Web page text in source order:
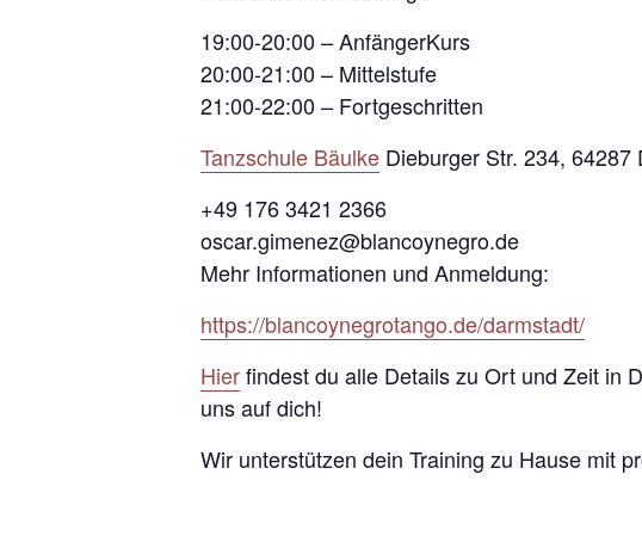
19:00-20:00 – AnfängerKurs
20:00-21:00 – Mittelstufe
21:00-22:00 – Fortgeschritten
Tanzschule Bäulke Dieburger Str. 234, 64287
+49 176 3421 2366
oscar.gimenez@blancoynegro.de
Mehr Informationen und Anmeldung:
https://blancoynegrotango.de/darmstadt/
Hierfindest du alle Details zu Ort und Zeit in
uns auf dich!
Wir unterstützen dein Training zu Hause mit